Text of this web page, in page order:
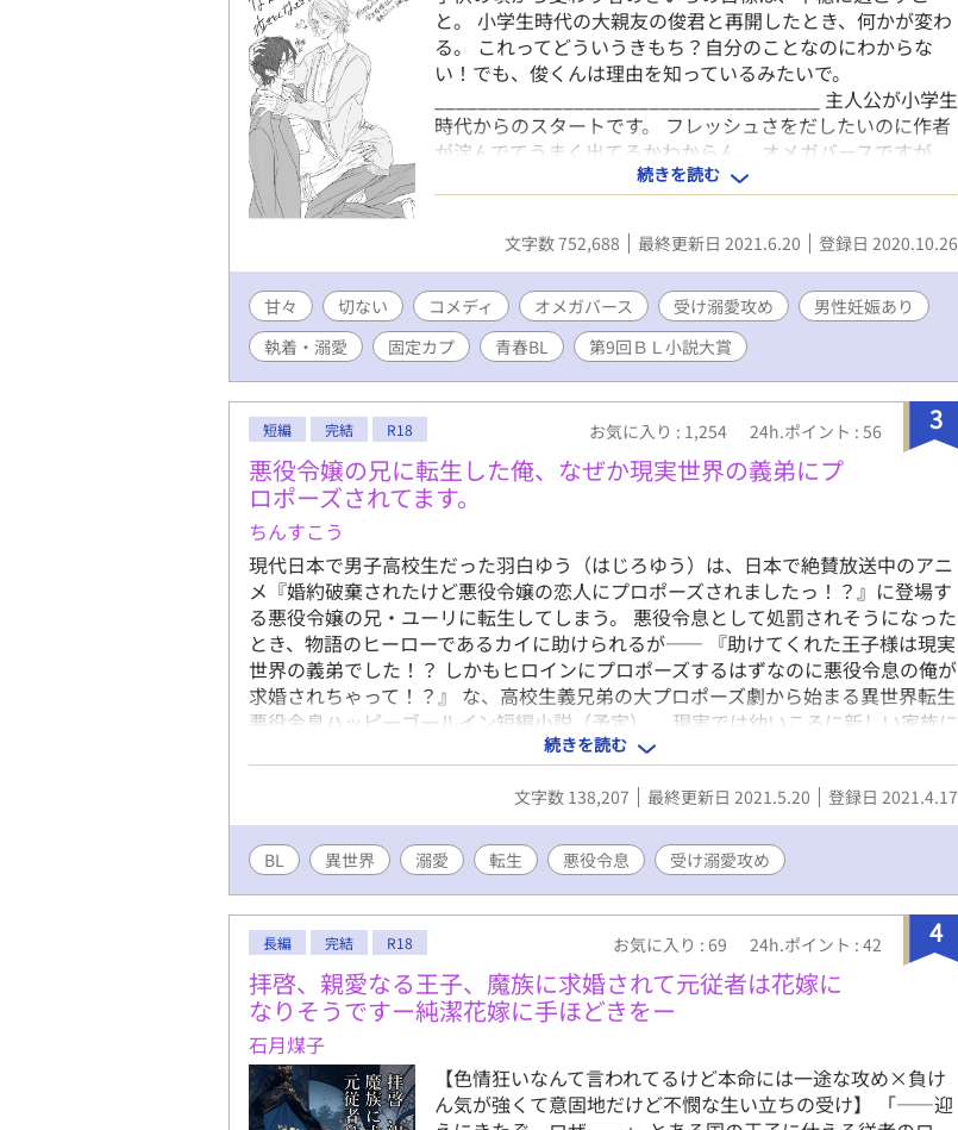
と。 小学生時代の大親友の俊君と再開したとき、何かが変わ
る。 これってどういうきもち？自分のことなのにわからな
い！でも、俊くんは理由を知っているみたいで。
____________________________________ 主人公が小学生
時代からのスタートです。 フレッシュさをだしたいのに作者
が淀んでてうまく出てるかわからん。 オメガバースですが、
独自設定あります。 詳しくは本編必読でお願いします。 楽し
んでくだされば幸いです。 執筆中に訂正が入る場合は、冒頭
で報告いたします。 予告なくR18シーンが入ります。背後に
ご注意お願いいたします。 濡れ場の前にはサブタイトル横に
を2個つけてます。好みでなければ自衛してください。
（20210310変更部分） 視点が場面に応じて変わる場合があ
ります、ご容赦ください。 話の進行上、主人公に対する暴力
表現が出てきます。主人公が辛い目に合うのは嫌という方は
ご注意下さい。（59話手の平の上以降） 作者社会人のため、
不定期更新になります。 以上注意事項です。 どうぞお楽しみ
ください。 20210423 1章完結、翌日から２章スタートしま
す。 20210620 後日譚含めてすべて完結いたしました！零れ
話やらスピンオフ、この小説のキャラでリクエストがあれば
BLとして第９回BL小説大賞にエントリーしております！もし
良ければ投票頂けると嬉しいです！ 青春BLが好きな方は、是
非よしなにー！！
続きを読む
文字数 752,688 最終更新日 2021.6.20 登録日 2020.10.26
甘々 切ない コメディ オメガバース 受け溺愛攻め
男性妊娠あり
執着・溺愛
固定カプ 青春BL 第9回ＢＬ小説大賞
3
短編 完結 R18 お気に入り : 1,254 24h.ポイント : 56
悪役令嬢の兄に転生した俺、なぜか現実世界の義弟にプ
ロポーズされてます。
ちんすこう
現代日本で男子高校生だった羽白ゆう（はじろゆう）は、日本で絶賛放送中のアニ
メ『婚約破棄されたけど悪役令嬢の恋人にプロポーズされましたっ！？』に登場す
る悪役令嬢の兄・ユーリに転生してしまう。 悪役令息として処罰されそうになった
とき、物語のヒーローであるカイに助けられるが―― 『助けてくれた王子様は現実
世界の義弟でした！？ しかもヒロインにプロポーズするはずなのに悪役令息の俺が
求婚されちゃって！？』 な、高校生義兄弟の大プロポーズ劇から始まる異世界転生
悪役令息ハッピーゴールイン短編小説（予定）。 現実では幼いころに新しい家族に
なった兄・ゆう（平凡一般人）、弟・奏（美形で強火オタクでお兄ちゃん過激派）
のドタバタコメディ※たまにちょっとエロ※なお話をどうぞお楽しみに！！
続きを読む
文字数 138,207 最終更新日 2021.5.20 登録日 2021.4.17
BL 異世界 溺愛 転生 悪役令息 受け溺愛攻め
4
長編 完結 R18 お気に入り : 69 24h.ポイント : 42
拝啓、親愛なる王子、魔族に求婚されて元従者は花嫁に
なりそうですー純潔花嫁に手ほどきをー
石月煤子
【色情狂いなんて言われてるけど本命には一途な攻め×負け
ん気が強くて意固地だけど不憫な生い立ちの受け】 「――迎